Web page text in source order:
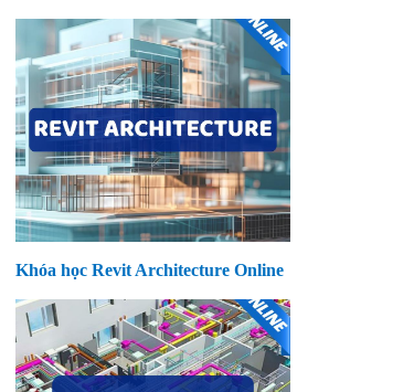
Khóa học Revit Architecture Online